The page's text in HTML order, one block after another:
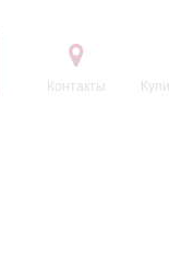
Контакты